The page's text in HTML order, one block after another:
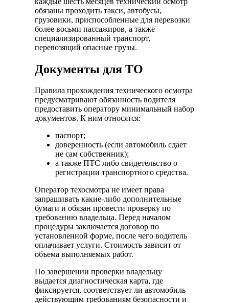
обязаны проходить такси, автобусы,
грузовики, приспособленные для перевозки
более восьми пассажиров, а также
специализированный транспорт,
перевозящий опасные грузы.
Документы для ТО
Правила прохождения технического осмотра
предусматривают обязанность водителя
предоставить оператору минимальный набор
документов. К ним относятся:
паспорт;
доверенность (если автомобиль сдает
не сам собственник);
а также ПТС либо свидетельство о
регистрации транспортного средства.
Оператор техосмотра не имеет права
запрашивать какие-либо дополнительные
бумаги и обязан провести проверку по
требованию владельца. Перед началом
процедуры заключается договор по
установленной форме, после чего водитель
оплачивает услуги. Стоимость зависит от
объема выполняемых работ.
По завершении проверки владельцу
выдается диагностическая карта, где
фиксируется, соответствует ли автомобиль
действующим требованиям безопасности и